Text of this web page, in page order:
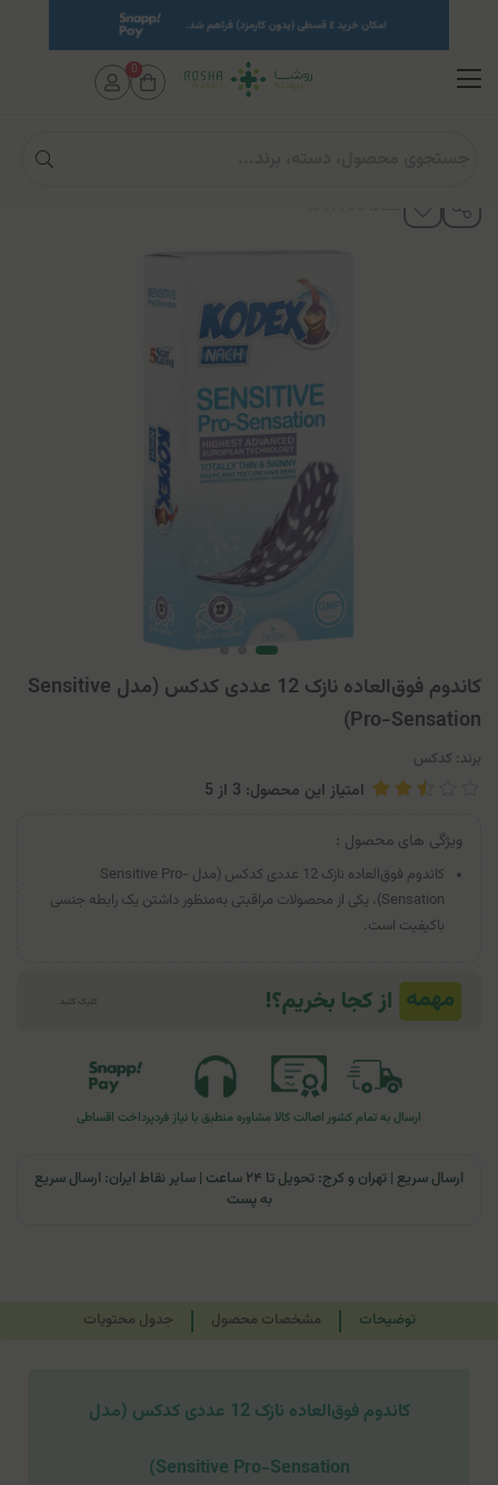
کاندوم فوق‌العاده نازک 12 عددی کدکس (مدل Sensitive Pro-Sensation)
کاندوم فوق‌العاده نازک 12 عددی کدکس (مدل Sensitive
Pro-Sensation)
برند: کدکس
امتیاز این محصول: 3 از 5
ویژگی های محصول :
کاندوم فوق‌العاده نازک 12 عددی کدکس (مدل Sensitive Pro-
Sensation)، یکی از محصولات مراقبتی به‌منظور داشتن یک رابطه جنسی
با‌کیفیت است.
ارسال به تمام کشوراصالت کالا مشاوره منطبق با نیاز فردپرداخت اقساطی
ارسال سریع | تهران و کرج: تحویل تا ۲۴ ساعت | سایر نقاط ایران: ارسال سریع
به پست
توضیحات مشخصات محصول جدول محتویات
کاندوم فوق‌العاده نازک 12 عددی کدکس (مدل
Sensitive Pro-Sensation)
0